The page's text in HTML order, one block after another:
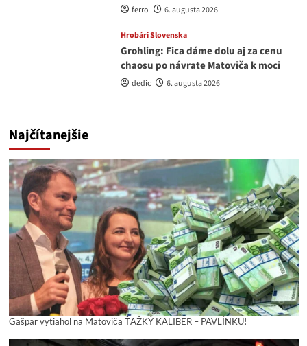
ferro 6. augusta 2026
Hrobári Slovenska
Grohling: Fica dáme dolu aj za cenu
chaosu po návrate Matoviča k moci
dedic 6. augusta 2026
Najčítanejšie
Gašpar vytiahol na Matoviča ŤAŽKÝ KALIBER – PAVLÍNKU!